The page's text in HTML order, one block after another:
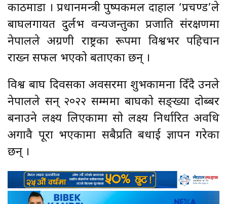
काठमाडौँ । प्रधानमन्त्री पुष्पकमल दाहाल ‘प्रचण्ड’ले
बाघलगायत दुर्लभ वन्यजन्तुका प्रजाति संरक्षणमा
नेपालले अग्रणी राष्ट्रका रूपमा विश्वभर पहिचान
राख्न सफल भएको बताएका छन् ।
विश्व बाघ दिवसका अवसरमा शुभकामना दिँदै उनले
नेपालले सन् २०२२ सम्ममा बाघको सङ्ख्या दोब्बर
बनाउने लक्ष्य लिएकामा सो लक्ष्य निर्धारित अवधि
अगावै पूरा भएकामा सबैप्रति बधाई ज्ञापन गरेका
छन् ।